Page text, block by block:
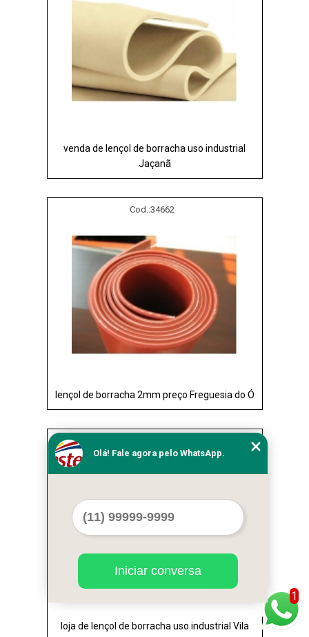
venda de lençol de borracha uso industrial
Jaçanã
Cod.:34662
lençol de borracha 2mm preço Freguesia do Ó
loja de lençol de borracha uso industrial Vila
1
Olá! Fale agora pelo WhatsApp.
Iniciar conversa